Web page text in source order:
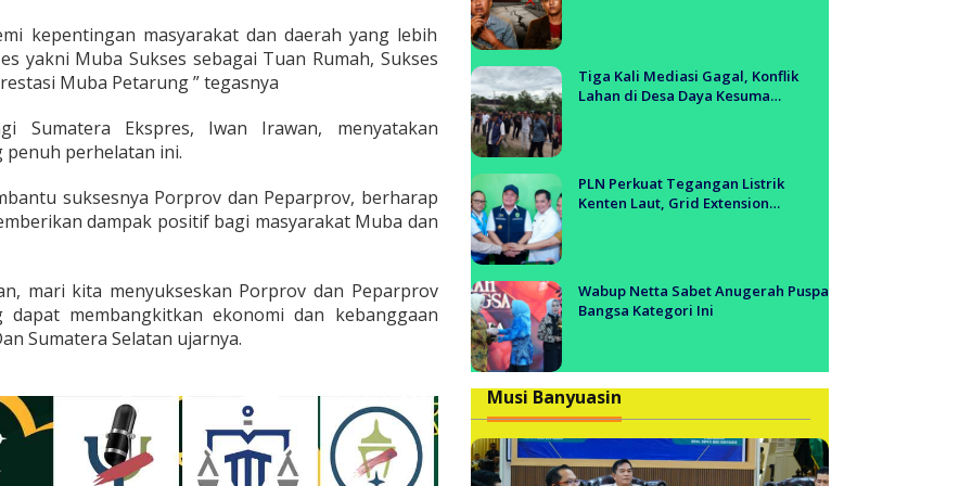
kepentingan masyarakat dan daerah yang lebih
yakni Muba Sukses sebagai Tuan Rumah, Sukses
Muba Petarung ” tegasnya
Sumatera Ekspres, Iwan Irawan, menyatakan
perhelatan ini.
suksesnya Porprov dan Peparprov, berharap
dampak positif bagi masyarakat Muba dan
mari kita menyukseskan Porprov dan Peparprov
membangkitkan ekonomi dan kebanggaan
Sumatera Selatan ujarnya.
Tiga Kali Mediasi Gagal, Konflik
Lahan di Desa Daya Kesuma
PLN Perkuat Tegangan Listrik
Kenten Laut, Grid Extension
Wabup Netta Sabet Anugerah Puspa
Bangsa Kategori Ini
Musi Banyuasin